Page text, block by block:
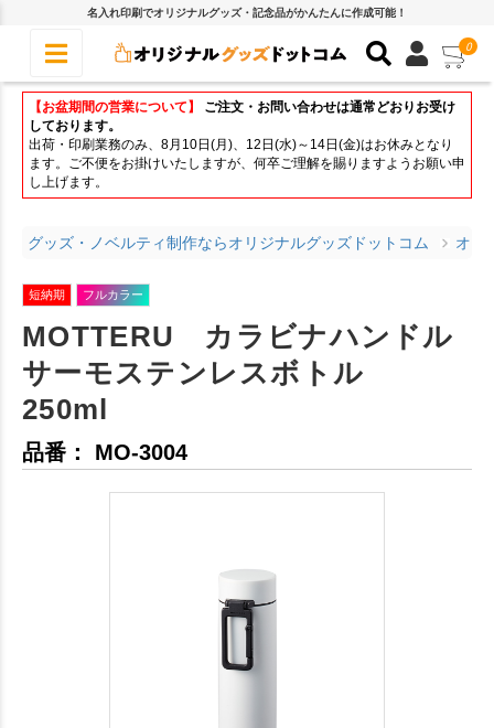
名入れ印刷でオリジナルグッズ・記念品がかんたんに作成可能！
0
【お盆期間の営業について】
ご注文・お問い合わせは通常どおりお受け
しております。
出荷・印刷業務のみ、8月10日(月)、12日(水)～14日(金)はお休みとなり
ます。ご不便をお掛けいたしますが、何卒ご理解を賜りますようお願い申
し上げます。
グッズ・ノベルティ制作ならオリジナルグッズドットコム オリ
短納期 フルカラー
MOTTERU カラビナハンドル
サーモステンレスボトル
250ml
品番： MO-3004